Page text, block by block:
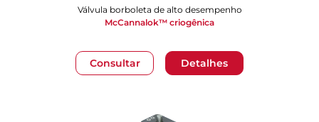
Consultar Detalhes
Válvula borboleta de alto desempenho
McCannalok™ criogênica